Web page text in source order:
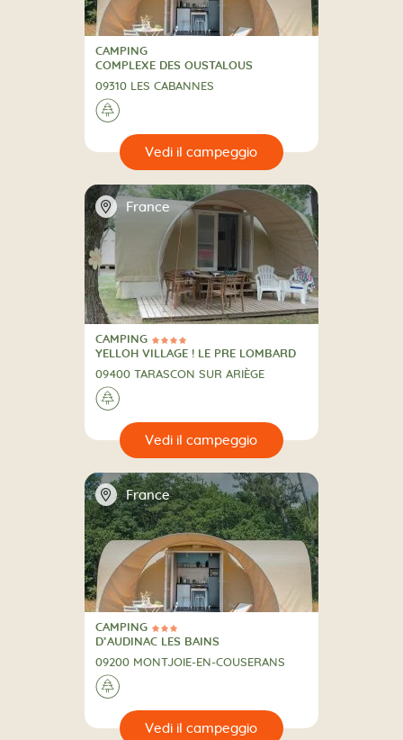
CAMPING
CAMPING
COMPLEXE DES OUSTALOUS
09310 LES CABANNES
🌲
📍 France
4 Stelle
CAMPING
CAMPING
YELLOH VILLAGE ! LE PRE LOMBARD
09400 TARASCON SUR ARIÈGE
🌲
📍 France
3 Stelle
CAMPING
CAMPING
D’AUDINAC LES BAINS
09200 MONTJOIE-EN-COUSERANS
🌲